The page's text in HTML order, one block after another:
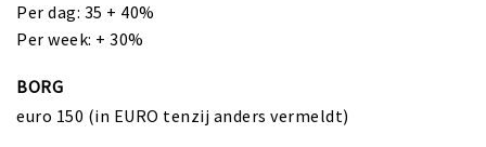
Per dag: 35 + 40%
Per week: + 30%
BORG
euro 150 (in EURO tenzij anders vermeldt)